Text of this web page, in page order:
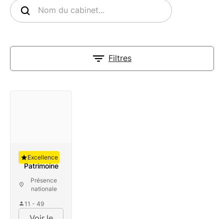
Filtres
Auguste
Patrimoine
Présence
nationale
11 - 49
Excellence